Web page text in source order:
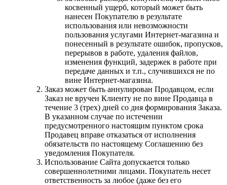
косвенный ущерб, который может быть
нанесен Покупателю в результате
использования или невозможности
пользования услугами Интернет-магазина и
понесенный в результате ошибок, пропусков,
перерывов в работе, удаления файлов,
изменения функций, задержек в работе при
передаче данных и т.п., случившихся не по
вине Интернет-магазина.
Заказ может быть аннулирован Продавцом, если
Заказ не вручен Клиенту не по вине Продавца в
течение 3 (трех) дней со дня формирования Заказа.
В указанном случае по истечении
предусмотренного настоящим пунктом срока
Продавец вправе отказаться от исполнения
обязательств по настоящему Соглашению без
уведомления Покупателя.
Использование Сайта допускается только
совершеннолетними лицами. Покупатель несет
ответственность за любое (даже без его